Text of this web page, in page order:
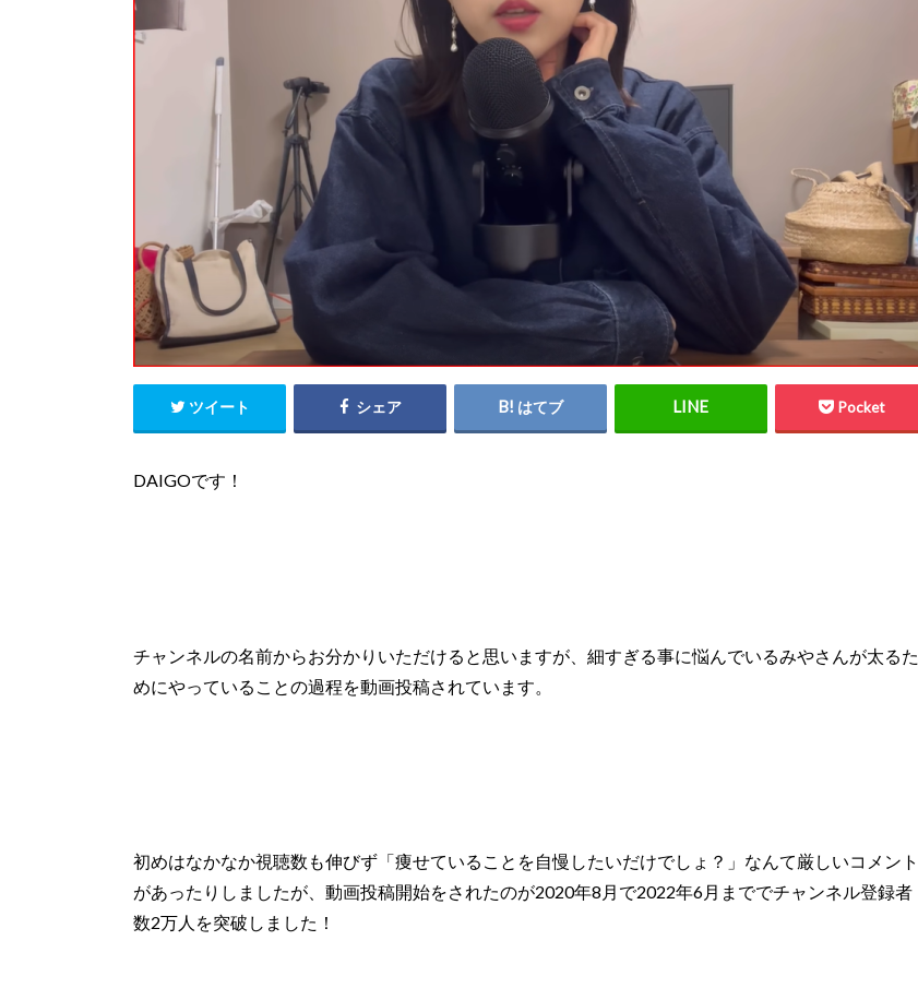
ツイート シェア はてブ Pocket
DAIGOです！
チャンネルの名前からお分かりいただけると思いますが、細すぎる事に悩んでいるみやさんが太るた
めにやっていることの過程を動画投稿されています。
初めはなかなか視聴数も伸びず「痩せていることを自慢したいだけでしょ？」なんて厳しいコメント
があったりしましたが、 動画投稿開始をされたのが2020年8月 で2022年6月まででチャンネル登録者
数2万人 を突破しました！